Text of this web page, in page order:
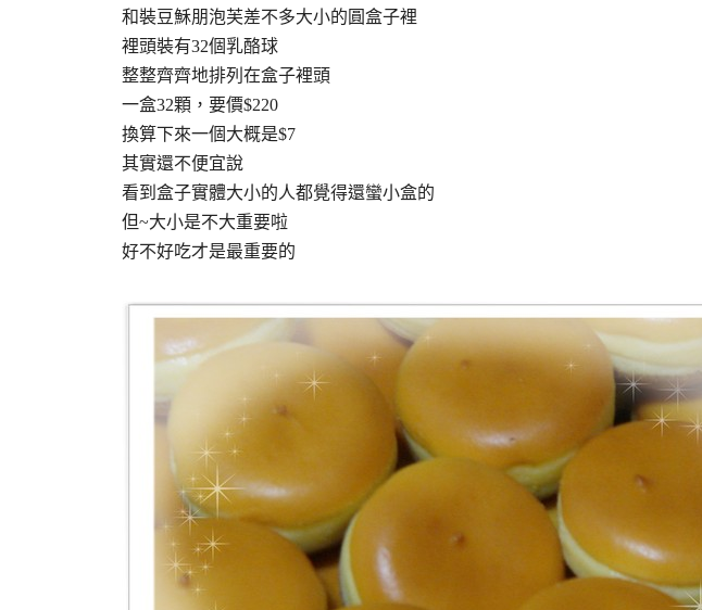
和裝豆穌朋泡芙差不多大小的圓盒子裡
裡頭裝有32個乳酪球
整整齊齊地排列在盒子裡頭
一盒32顆，要價$220
換算下來一個大概是$7
其實還不便宜說
看到盒子實體大小的人都覺得還蠻小盒的
但~大小是不大重要啦
好不好吃才是最重要的